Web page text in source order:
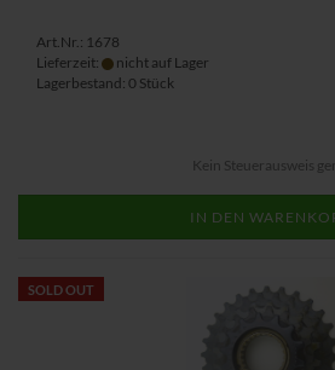
Art.Nr.: 1678
Lieferzeit:
nicht auf Lager
Lagerbestand: 0 Stück
Kein Steuerausweis
IN DEN
SOLD OUT